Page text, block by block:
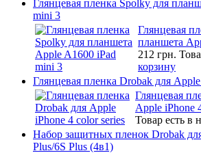
Глянцевая пленка Spolky для
mini 3
Глянцевая
планшета
212 грн.
корзину
Глянцевая пленка Drobak для
Глянцевая
Apple iPhone
Товар есть в
Набор защитных пленок Drobak
Plus/6S Plus (4в1)